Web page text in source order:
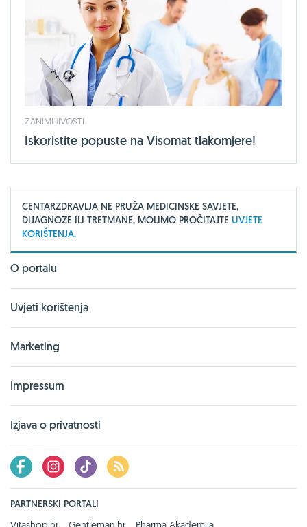
ZANIMLJIVOSTI
Iskoristite popuste na Visomat tlakomjere!
CENTARZDRAVLJA NE PRUŽA MEDICINSKE SAVJETE,
DIJAGNOZE ILI TRETMANE, MOLIMO PROČITAJTE UVJETE
KORIŠTENJA.
O portalu
Uvjeti korištenja
Marketing
Impressum
Izjava o privatnosti
PARTNERSKI PORTALI